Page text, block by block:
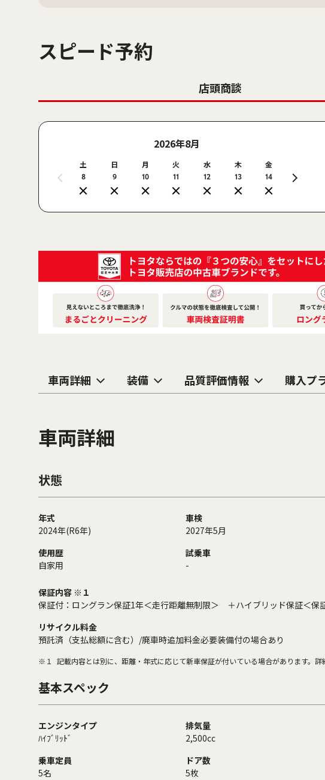
スピード予約
店頭商談
2026年8月
土
8
日
9
月
10
火
11
水
12
木
13
金
14 15
車両詳細 装備 品質評価情報 購入プ
車両詳細
状態
年式
2024年(R6年)
車検
2027年5月
使用歴
自家用
試乗車
-
保証内容 ※１
保証付：ロングラン保証1年＜走行距離無制限＞ ＋ハイブリッド保証＜保
リサイクル料金
預託済（支払総額に含む）/廃車時追加料金必要装備付の場合あり
※１ 記載内容とは別に、距離・年式に応じて新車保証が付いている場合があります。詳
基本スペック
エンジンタイプ
ﾊｲﾌﾞﾘｯﾄﾞ
排気量
2,500cc
乗車定員
5名
ドア数
5枚